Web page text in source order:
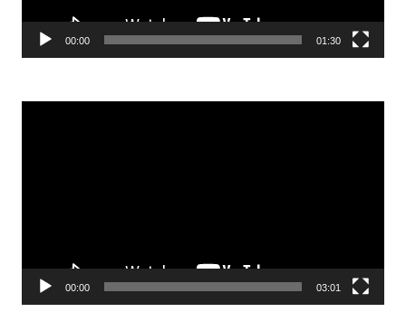
00:00 01:30
Odtwarzacz
00:00 03:01